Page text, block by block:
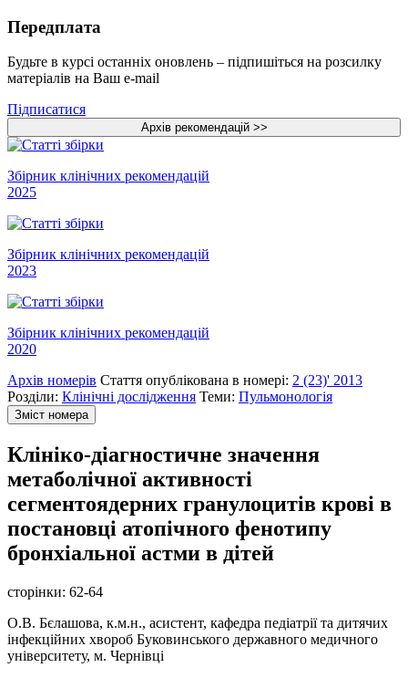
Передплата
Будьте в курсі останніх оновлень – підпишіться на розсилку
матеріалів на Ваш e-mail
Підписатися
Збірник клінічних рекомендацій
2025
Збірник клінічних рекомендацій
2023
Збірник клінічних рекомендацій
2020
Архів номерів Стаття опублікована в номері: 2 (23)' 2013
Розділи: Клінічні дослідження Теми: Пульмонологія
Зміст номера
Клініко-діагностичне значення
метаболічної активності
сегментоядерних гранулоцитів крові в
постановці атопічного фенотипу
бронхіальної астми в дітей
сторінки: 62-64
О.В. Бєлашова, к.м.н., асистент, кафедра педіатрії та дитячих
інфекційних хвороб Буковинського державного медичного
університету, м. Чернівці